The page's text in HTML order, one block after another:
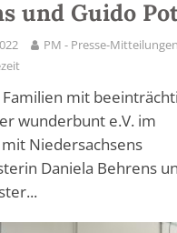
und Guido
PM - Presse-Mitteilungen
Familien mit
wunderbunt e.V. im
Niedersachsens
Daniela Behrens